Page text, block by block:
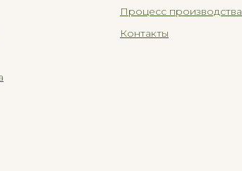
Процесс производства
Контакты